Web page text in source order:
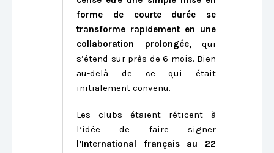
forme de courte durée se
transforme rapidement en une
collaboration prolongée,qui
s’étend sur près de 6 mois. Bien
au-delà de ce qui était
initialement convenu.
Les clubs étaient réticent à
l’idée de faire signer
l’International français au 22